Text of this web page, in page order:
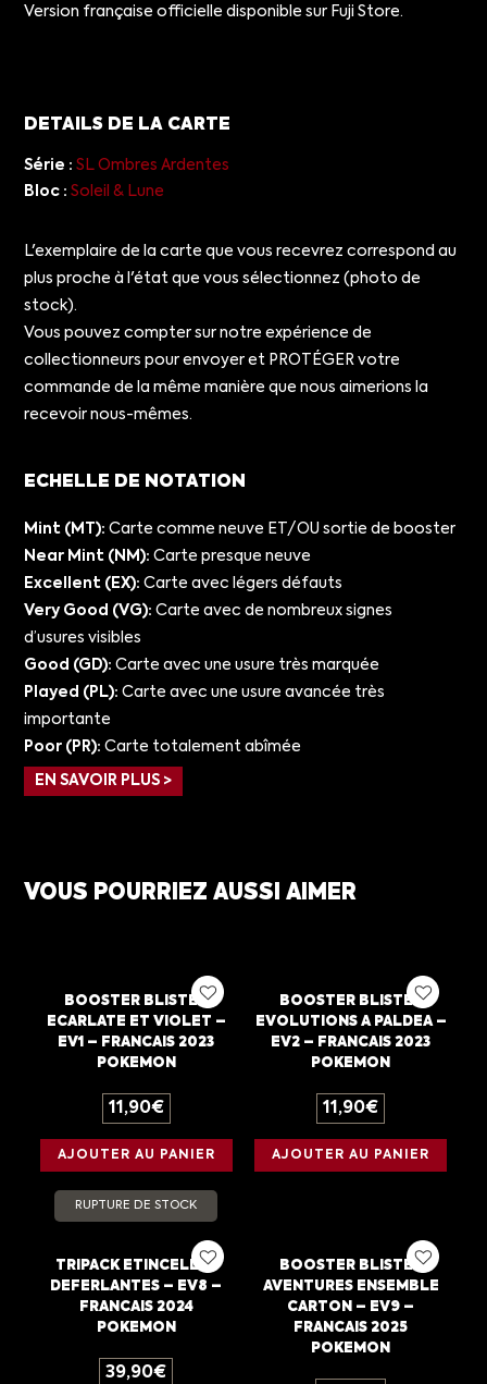
Version française officielle disponible sur Fuji Store.
DETAILS DE LA CARTE
Série : SL Ombres Ardentes
Bloc : Soleil & Lune
L'exemplaire de la carte que vous recevrez correspond au
plus proche à l'état que vous sélectionnez (photo de
stock).
Vous pouvez compter sur notre expérience de
collectionneurs pour envoyer et PROTÉGER votre
commande de la même manière que nous aimerions la
recevoir nous-mêmes.
ECHELLE DE NOTATION
Mint (MT): Carte comme neuve ET/OU sortie de booster
Near Mint (NM): Carte presque neuve
Excellent (EX): Carte avec légers défauts
Very Good (VG): Carte avec de nombreux signes
d’usures visibles
Good (GD): Carte avec une usure très marquée
Played (PL): Carte avec une usure avancée très
importante
Poor (PR): Carte totalement abîmée
EN SAVOIR PLUS >
VOUS POURRIEZ AUSSI AIMER
BOOSTER BLISTER
ECARLATE ET VIOLET –
EV1 – FRANCAIS 2023
POKEMON
11,90€
AJOUTER AU PANIER
BOOSTER BLISTER
EVOLUTIONS A PALDEA –
EV2 – FRANCAIS 2023
POKEMON
11,90€
AJOUTER AU PANIER
RUPTURE DE STOCK
TRIPACK ETINCELLES
DEFERLANTES – EV8 –
FRANCAIS 2024
POKEMON
39,90€
BOOSTER BLISTER
AVENTURES ENSEMBLE
CARTON – EV9 –
FRANCAIS 2025
POKEMON